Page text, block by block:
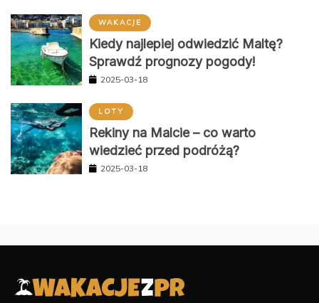
WAKACJE
Kiedy najlepiej odwiedzić Maltę?
Sprawdź prognozy pogody!
2025-03-18
LOTY
Rekiny na Malcie – co warto
wiedzieć przed podróżą?
2025-03-18